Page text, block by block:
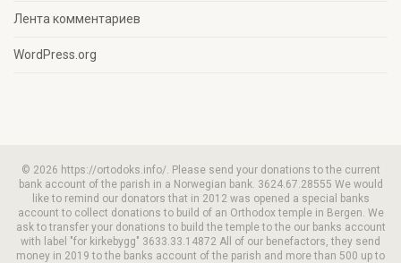
Лента комментариев
WordPress.org
© 2026 https://ortodoks.info/. Please send your donations to the current
bank account of the parish in a Norwegian bank. 3624.67.28555 We would
like to remind our donators that in 2012 was opened a special banks
account to collect donations to build of an Orthodox temple in Bergen. We
ask to transfer your donations to build the temple to the our banks account
with label "for kirkebygg" 3633.33.14872 All of our benefactors, they send
money in 2019 to the banks account of the parish and more than 500 up to